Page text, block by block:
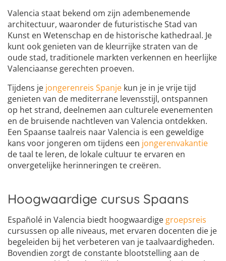
Valencia staat bekend om zijn adembenemende
architectuur, waaronder de futuristische Stad van
Kunst en Wetenschap en de historische kathedraal. Je
kunt ook genieten van de kleurrijke straten van de
oude stad, traditionele markten verkennen en heerlijke
Valenciaanse gerechten proeven.
Tijdens je jongerenreis Spanje kun je in je vrije tijd
genieten van de mediterrane levensstijl, ontspannen
op het strand, deelnemen aan culturele evenementen
en de bruisende nachtleven van Valencia ontdekken.
Een Spaanse taalreis naar Valencia is een geweldige
kans voor jongeren om tijdens een jongerenvakantie
de taal te leren, de lokale cultuur te ervaren en
onvergetelijke herinneringen te creëren.
Hoogwaardige cursus Spaans
Españolé in Valencia biedt hoogwaardige groepsreis
cursussen op alle niveaus, met ervaren docenten die je
begeleiden bij het verbeteren van je taalvaardigheden.
Bovendien zorgt de constante blootstelling aan de